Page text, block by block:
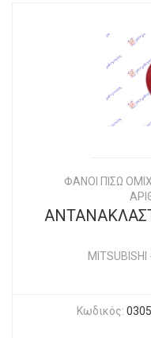
ΦΑΝΟΙ ΠΙΣΩ
MITSUBISHI
Κωδικός: